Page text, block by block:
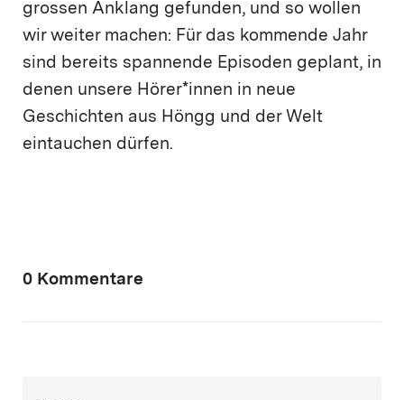
grossen Anklang gefunden, und so wollen
wir weiter machen: Für das kommende Jahr
sind bereits spannende Episoden geplant, in
denen unsere Hörer*innen in neue
Geschichten aus Höngg und der Welt
eintauchen dürfen.
0 Kommentare